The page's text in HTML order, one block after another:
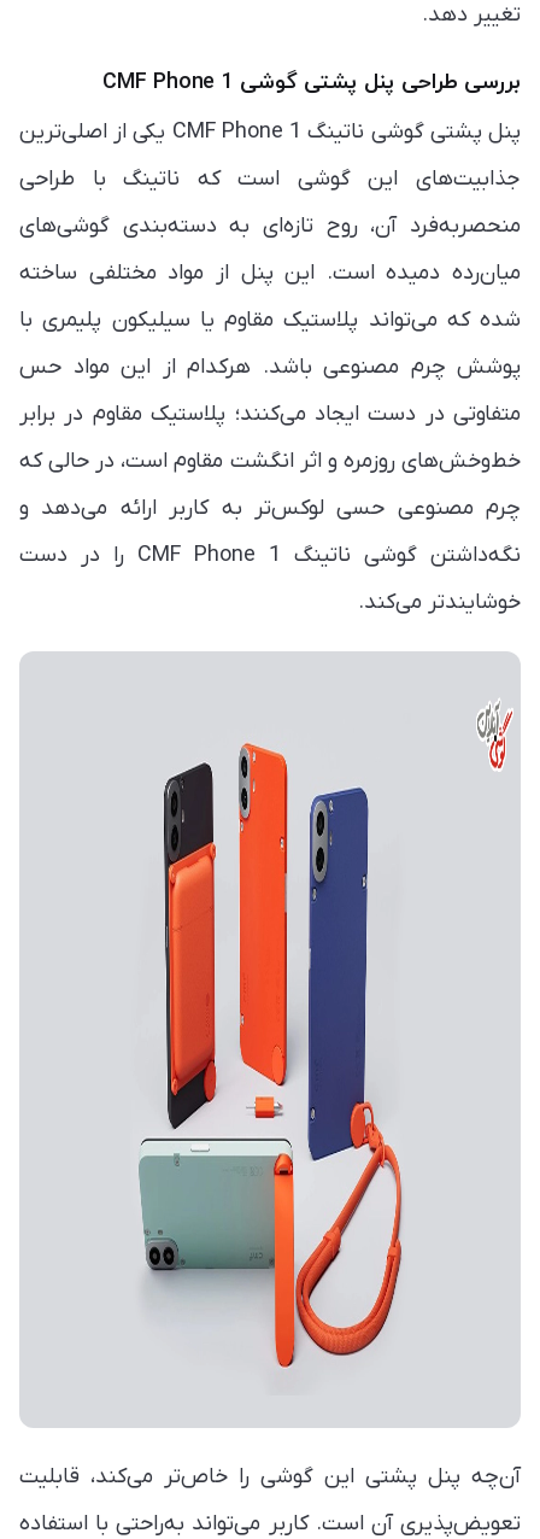
تغییر دهد.
بررسی طراحی پنل پشتی گوشی CMF Phone 1
پنل پشتی گوشی ناتینگ CMF Phone 1 یکی از اصلی‌ترین
جذابیت‌های این گوشی است که ناتینگ با طراحی
منحصربه‌فرد آن، روح تازه‌ای به دسته‌بندی گوشی‌های
میان‌رده دمیده است. این پنل از مواد مختلفی ساخته
شده که می‌تواند پلاستیک مقاوم یا سیلیکون پلیمری با
پوشش چرم مصنوعی باشد. هرکدام از این مواد حس
متفاوتی در دست ایجاد می‌کنند؛ پلاستیک مقاوم در برابر
خط‌وخش‌های روزمره و اثر انگشت مقاوم است، در حالی که
چرم مصنوعی حسی لوکس‌تر به کاربر ارائه می‌دهد و
نگه‌داشتن گوشی ناتینگ CMF Phone 1 را در دست
خوشایندتر می‌کند.
آن‌چه پنل پشتی این گوشی را خاص‌تر می‌کند، قابلیت
تعویض‌پذیری آن است. کاربر می‌تواند به‌راحتی با استفاده